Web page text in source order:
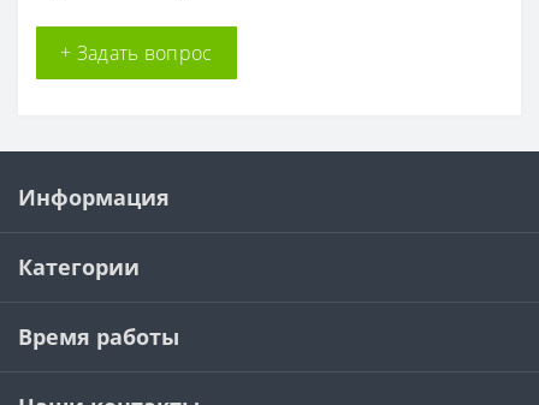
+ Задать вопрос
Информация
Категории
Время работы